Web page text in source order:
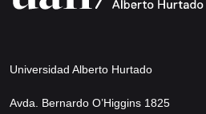
Universidad Alberto Hurtado
Avda. Bernardo O’Higgins 1825